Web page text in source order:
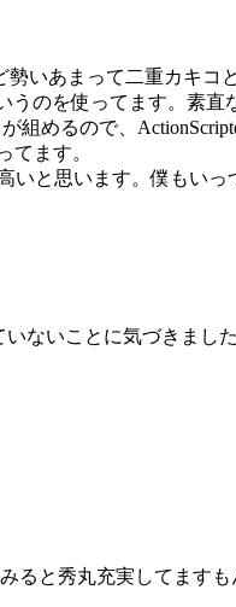
いあまって二重カキコ
のを使ってます。素
組めるので、
てます。
いと思います。僕もい
ないことに気づきまし
ると秀丸充実してますも